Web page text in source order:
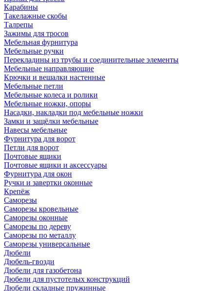
Карабины
Такелажные скобы
Талрепы
Зажимы для тросов
Мебельная фурнитура
Мебельные ручки
Перекладины из трубы и соединительные элементы
Мебельные направляющие
Крючки и вешалки настенные
Мебельные петли
Мебельные колеса и ролики
Мебельные ножки, опоры
Насадки, накладки под мебельные ножки
Замки и защёлки мебельные
Навесы мебельные
Фурнитура для ворот
Петли для ворот
Почтовые ящики
Почтовые ящики и аксессуары
Фурнитура для окон
Ручки и завертки оконные
Крепёж
Саморезы
Саморезы кровельные
Саморезы оконные
Саморезы по дереву
Саморезы по металлу
Саморезы универсальные
Дюбели
Дюбель-гвозди
Дюбели для газобетона
Дюбели для пустотелых конструкций
Дюбели складные пружинные